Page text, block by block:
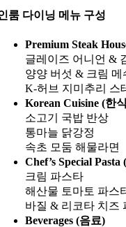
룸 다이닝 메뉴 구성
Premium Steak
글레이즈 어니언 &
양양 버섯 & 크림 메
K-허브 지미추리 스
Korean Cuisine (한
소고기 국밥 반상
통마늘 닭강정
속초 모둠 해물라면
Chef’s Special Pasta
크림 파스타
해산물 토마토 파스
바질 & 리코타 치즈
Beverages (음료)